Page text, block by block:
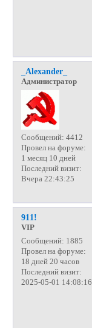
_Alexander_
Администратор
Сообщений: 4412
Провел на форуме:
1 месяц 10 дней
Последний визит:
Вчера 22:43:25
911!
VIP
Сообщений: 1885
Провел на форуме:
18 дней 20 часов
Последний визит:
2025-05-01 14:08:16